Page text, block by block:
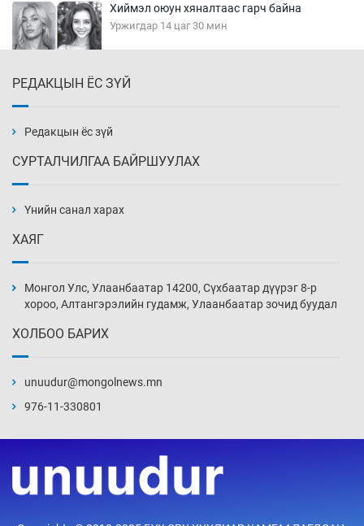
Хиймэл оюун хяналтаас гарч байна
Уржигдар 14 цаг 30 мин
Уржигдар 14 цаг 00 мин
нэмэгджээ
Уржигдар 13 цаг 30 мин
Уржигдар 13 цаг 00 мин
Уржигдар 12 цаг 30 мин
РЕДАКЦЫН ЁС ЗҮЙ
Редакцын ёс зүй
СУРТАЛЧИЛГАА БАЙРШУУЛАХ
Үнийн санал харах
ХАЯГ
Монгол Улс, Улаанбаатар 14200, Сүхбаатар дүүрэг 8-р
хороо, Алтангэрэлийн гудамж, Улаанбаатар зочид буудал
ХОЛБОО БАРИХ
unuudur@mongolnews.mn
976-11-330801